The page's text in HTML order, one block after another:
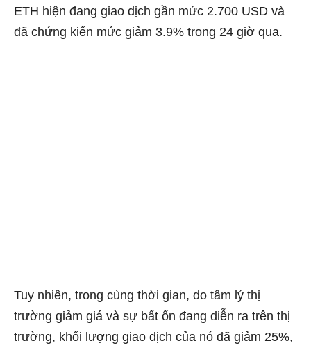
ETH hiện đang giao dịch gần mức 2.700 USD và
đã chứng kiến ​​mức giảm 3.9% trong 24 giờ qua.
Tuy nhiên, trong cùng thời gian, do tâm lý thị
trường giảm giá và sự bất ổn đang diễn ra trên thị
trường, khối lượng giao dịch của nó đã giảm 25%,